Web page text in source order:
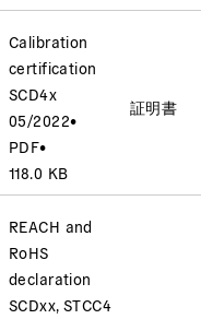
Calibration
certification
SCD4x
05/2022•
PDF•
118.0 KB
証明書
REACH and
RoHS
declaration
SCDxx, STCC4